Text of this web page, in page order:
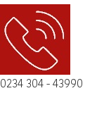
0234 304 - 43990